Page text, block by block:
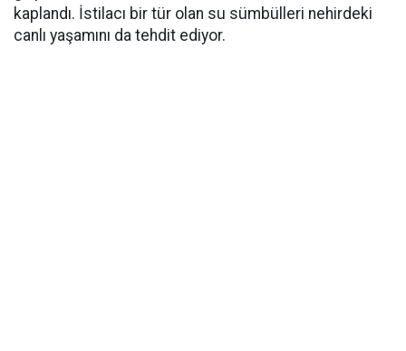
kaplandı. İstilacı bir tür olan su sümbülleri nehirdeki
canlı yaşamını da tehdit ediyor.